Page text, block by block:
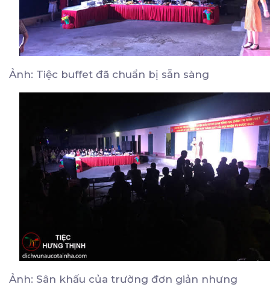
Ảnh: Tiệc buffet đã chuẩn bị sẵn sàng
Ảnh: Sân khấu của trường đơn giản nhưng